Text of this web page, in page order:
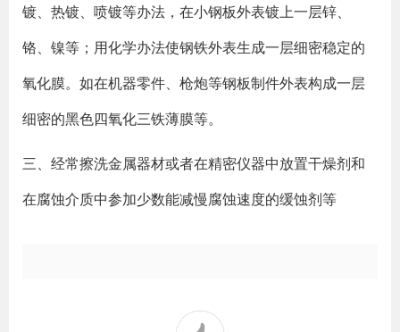
镀、热镀、喷镀等办法，在小钢板外表镀上一层锌、
铬、镍等；用化学办法使钢铁外表生成一层细密稳定的
氧化膜。如在机器零件、枪炮等钢板制件外表构成一层
细密的黑色四氧化三铁薄膜等。
三、经常擦洗金属器材或者在精密仪器中放置干燥剂和
在腐蚀介质中参加少数能减慢腐蚀速度的缓蚀剂等